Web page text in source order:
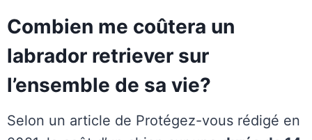
Combien me coûtera un
labrador retriever sur
l’ensemble de sa vie?
Selon un article de Protégez-vous rédigé en